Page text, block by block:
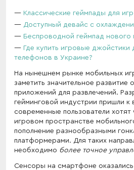
Классические геймпады для игр
Доступный девайс с
Беспроводной геймпад нового
Где купить игровые джойстики
телефонов в Украине?
На нынешнем рынке мобильных
заметить значительное развитие
приложений для развлечений.
гейминговой индустрии пришли к
современные пользователи
игровом пространстве
пополнение разнообразными
платформерами. Для таких
необходимо более точное
Сенсоры на смартфоне оказались